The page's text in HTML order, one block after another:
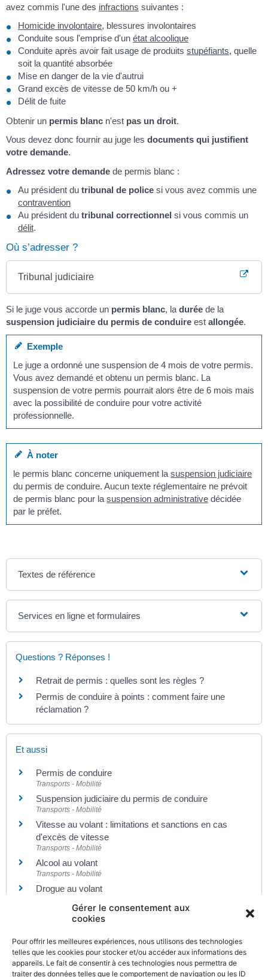
Gérer le consentement aux
cookies
Pour offrir les meilleures expériences, nous utilisons des technologies
telles que les cookies pour stocker et/ou accéder aux informations des
appareils. Le fait de consentir à ces technologies nous permettra de
traiter des données telles que le comportement de navigation ou les ID
avez commis l'une des infractions suivantes :
Homicide involontaire, blessures involontaires
Conduite sous l'emprise d'un état alcoolique
Conduite après avoir fait usage de produits stupéfiants, quelle
soit la quantité absorbée
Mise en danger de la vie d'autrui
Grand excès de vitesse de 50 km/h ou +
Délit de fuite
Obtenir un permis blanc n'est pas un droit.
Vous devez donc fournir au juge les documents qui justifient
votre demande.
Adressez votre demande de permis blanc :
Au président du tribunal de police si vous avez commis une
contravention
Au président du tribunal correctionnel si vous commis un
délit.
Où s’adresser ?
Tribunal judiciaire
Si le juge vous accorde un permis blanc, la durée de la
suspension judiciaire du permis de conduire est allongée.
Exemple
Le juge a ordonné une suspension de 4 mois de votre permis.
Vous avez demandé et obtenu un permis blanc. La
suspension de votre permis pourrait alors être de 6 mois mais
avec la possibilité de conduire pour votre activité
professionnelle.
À noter
le permis blanc concerne uniquement lasuspension judiciaire
du permis de conduire. Aucun texte réglementaire ne prévoit
de permis blanc pour lasuspension administrative décidée
par le préfet.
Textes de référence
Services en ligne et formulaires
Questions ? Réponses !
Retrait de permis : quelles sont les règles ?
Permis de conduire à points : comment faire une
réclamation ?
Et aussi
Permis de conduire
Transports - Mobilité
Suspension judiciaire du permis de conduire
Transports - Mobilité
Vitesse au volant : limitations et sanctions en cas
d'excès de vitesse
Transports - Mobilité
Alcool au volant
Transports - Mobilité
Drogue au volant
Déroulement de la procédure devant le tribunal de
Justice
Déroulement d'une affaire devant le tribunal
correctionnel